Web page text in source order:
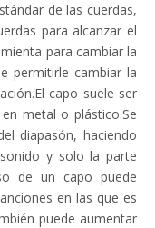
de las cuerdas,
para alcanzar el
para cambiar la
permitirle cambiar la
capo suele ser
metal o plástico.Se
diapasón, haciendo
y solo la parte
de un capo puede
en las que es
puede aumentar